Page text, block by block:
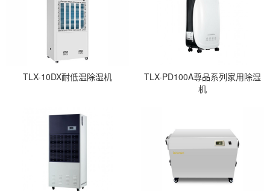
TLX-10DX耐低温除湿机
TLX-PD100A尊品系列家用除湿
机